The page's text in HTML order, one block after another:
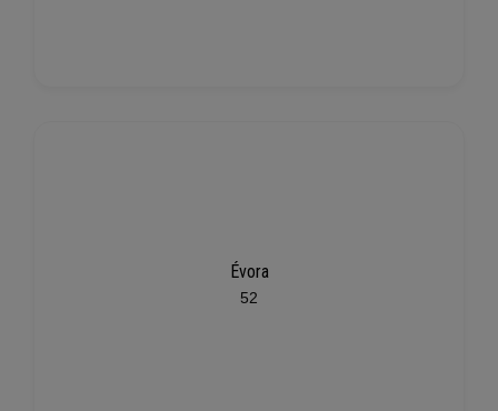
Évora
52